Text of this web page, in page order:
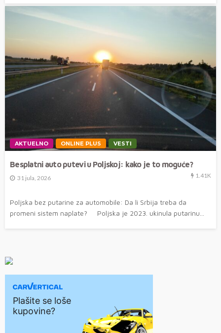
AKTUELNO ONLINE PLUS VESTI
Besplatni auto putevi u Poljskoj: kako je to moguće?
31 jula, 2026 1.41K
Poljska bez putarine za automobile: Da li Srbija treba da
promeni sistem naplate? Poljska je 2023. ukinula putarinu...